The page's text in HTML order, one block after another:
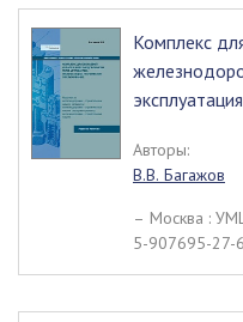
Комплекс
Авторы:
В.В. Багажов
– Москва :
5-907695-27-6